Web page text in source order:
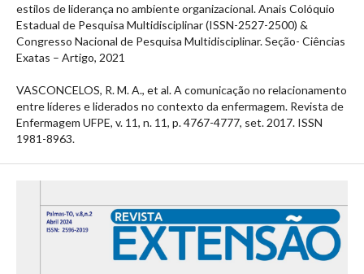
estilos de liderança no ambiente organizacional. Anais Colóquio
Estadual de Pesquisa Multidisciplinar (ISSN-2527-2500) &
Congresso Nacional de Pesquisa Multidisciplinar. Seção- Ciências
Exatas – Artigo, 2021
VASCONCELOS, R. M. A., et al. A comunicação no relacionamento
entre líderes e liderados no contexto da enfermagem. Revista de
Enfermagem UFPE, v. 11, n. 11, p. 4767-4777, set. 2017. ISSN
1981-8963.